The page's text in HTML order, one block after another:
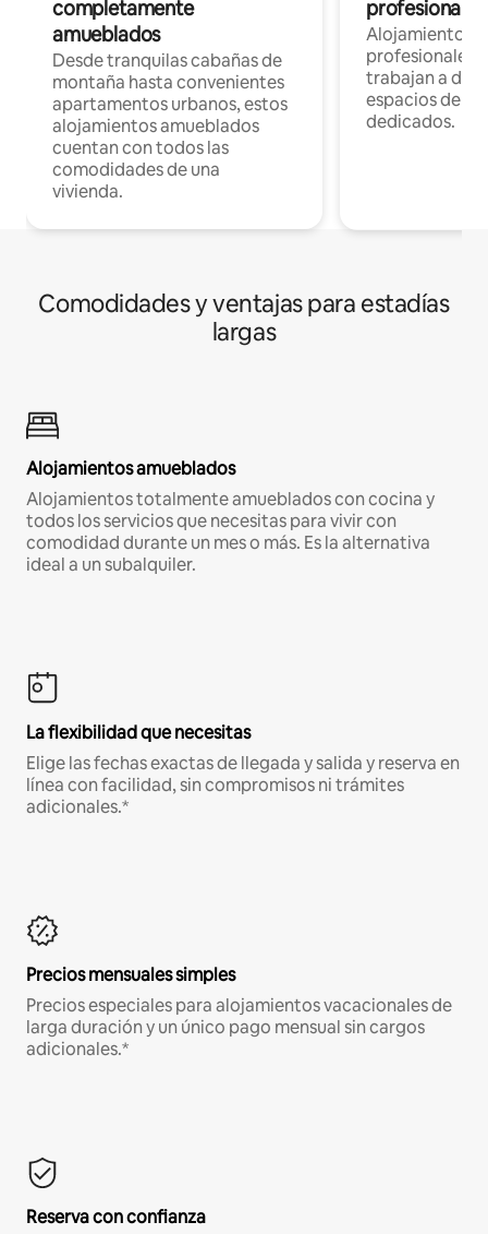
completamente
amueblados
Desde tranquilas cabañas de
montaña hasta convenientes
apartamentos urbanos, estos
alojamientos amueblados
cuentan con todos las
comodidades de una
vivienda.
Alojamientos
profesionales
trabajan a
espacios de
dedicados.
Comodidades y ventajas para estadías
largas
Alojamientos amueblados
Alojamientos totalmente amueblados con cocina y
todos los servicios que necesitas para vivir con
comodidad durante un mes o más. Es la alternativa
ideal a un subalquiler.
La flexibilidad que necesitas
Elige las fechas exactas de llegada y salida y reserva en
línea con facilidad, sin compromisos ni trámites
adicionales.*
Precios mensuales simples
Precios especiales para alojamientos vacacionales de
larga duración y un único pago mensual sin cargos
adicionales.*
Reserva con confianza